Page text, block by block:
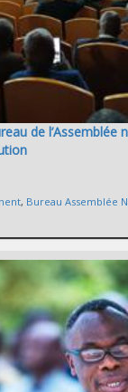
de l’Assemblée
, Bureau Assemblée